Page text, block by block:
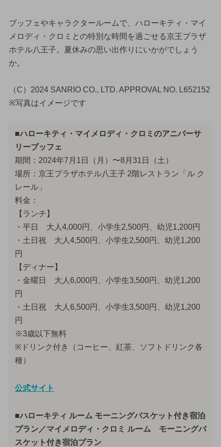
ブッフェやキャラクタールームで、ハローキティ・マイ
メロディ・クロミとの特別な時間を過ごせる京王プラザ
ホテル八王子。夏休みの思い出作りにいかがでしょう
か。
（C）2024 SANRIO CO., LTD. APPROVAL NO. L652152
※写真はイメージです
■ハローキティ・マイメロディ・クロミのアニバーサ
リーブッフェ
期間：2024年7月1日（月）〜8月31日（土）
場所：京王プラザホテル八王子 2階レストラン「ル ク
レール」
料金：
【ランチ】
・平日 大人4,000円、小学生2,500円、幼児1,200円
・土日祝 大人4,500円、小学生2,500円、幼児1,200
円
【ディナー】
・金曜日 大人6,000円、小学生3,500円、幼児1,200
円
・土日祝 大人6,500円、小学生3,500円、幼児1,200
円
※3歳以下無料
※ドリンク付き（コーヒー、紅茶、ソフトドリンク各
種）
公式サイト
■ハローキティ ルーム モーニングバスケット付き宿泊
プラン／マイメロディ・クロミ ルーム モーニングバ
スケット付き宿泊プラン